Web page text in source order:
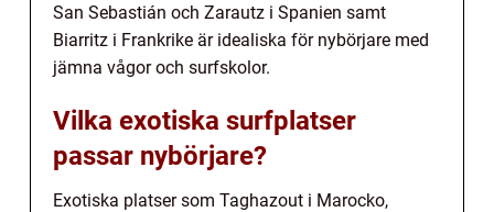
San Sebastián och Zarautz i Spanien samt
Biarritz i Frankrike är idealiska för nybörjare med
jämna vågor och surfskolor.
Vilka exotiska surfplatser
passar nybörjare?
Exotiska platser som Taghazout i Marocko,